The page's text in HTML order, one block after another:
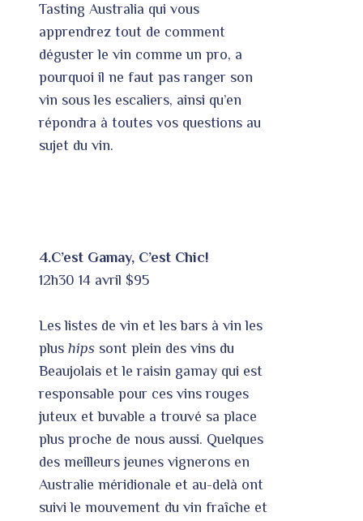
Tasting Australia qui vous
apprendrez tout de comment
déguster le vin comme un pro, a
pourquoi il ne faut pas ranger son
vin sous les escaliers, ainsi qu’en
répondra à toutes vos questions au
sujet du vin.
4.C’est Gamay, C’est Chic!
12h30 14 avril $95
Les listes de vin et les bars à vin les
plus hips sont plein des vins du
Beaujolais et le raisin gamay qui est
responsable pour ces vins rouges
juteux et buvable a trouvé sa place
plus proche de nous aussi. Quelques
des meilleurs jeunes vignerons en
Australie méridionale et au-delà ont
suivi le mouvement du vin fraîche et